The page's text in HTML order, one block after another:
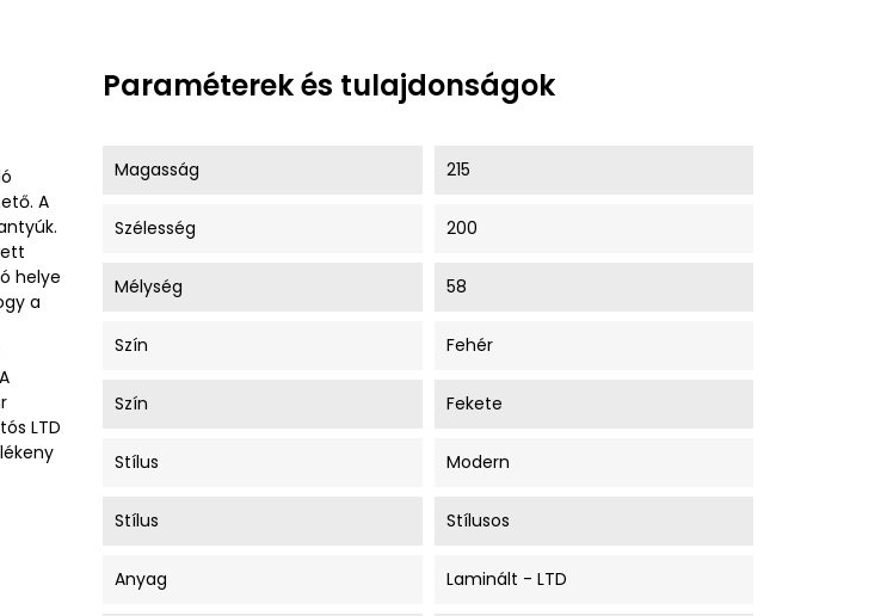
A
helye
a
LTD
Paraméterek és tulajdonságok
Magasság 215
Szélesség 200
Mélység 58
Szín Fehér
Szín Fekete
Stílus Modern
Stílus Stílusos
Anyag Laminált - LTD